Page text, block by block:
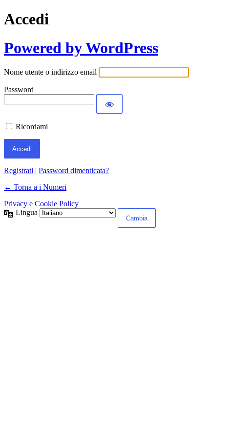
Accedi
Powered by WordPress
Nome utente o indirizzo email
Password
Ricordami
Registrati | Password dimenticata?
← Torna a i Numeri
Privacy e Cookie Policy
Lingua